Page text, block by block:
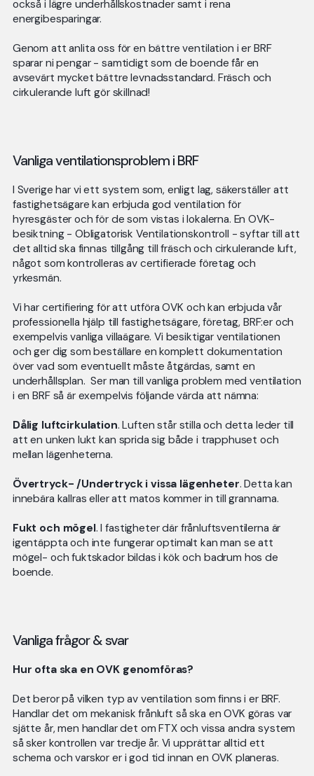
också i lägre underhållskostnader samt i rena
energibesparingar.
Genom att anlita oss för en bättre ventilation i er BRF
sparar ni pengar - samtidigt som de boende får en
avsevärt mycket bättre levnadsstandard. Fräsch och
cirkulerande luft gör skillnad!
Vanliga ventilationsproblem i BRF
I Sverige har vi ett system som, enligt lag, säkerställer att
fastighetsägare kan erbjuda god ventilation för
hyresgäster och för de som vistas i lokalerna. En OVK-
besiktning - Obligatorisk Ventilationskontroll - syftar till att
det alltid ska finnas tillgång till fräsch och cirkulerande luft,
något som kontrolleras av certifierade företag och
yrkesmän.
Vi har certifiering för att utföra OVK och kan erbjuda vår
professionella hjälp till fastighetsägare, företag, BRF:er och
exempelvis vanliga villaägare. Vi besiktigar ventilationen
och ger dig som beställare en komplett dokumentation
över vad som eventuellt måste åtgärdas, samt en
underhållsplan. Ser man till vanliga problem med ventilation
i en BRF så är exempelvis följande värda att nämna:
Dålig luftcirkulation. Luften står stilla och detta leder till
att en unken lukt kan sprida sig både i trapphuset och
mellan lägenheterna.
Övertryck- /Undertryck i vissa lägenheter. Detta kan
innebära kallras eller att matos kommer in till grannarna.
Fukt och mögel. I fastigheter där frånluftsventilerna är
igentäppta och inte fungerar optimalt kan man se att
mögel- och fuktskador bildas i kök och badrum hos de
boende.
Vanliga frågor & svar
Hur ofta ska en OVK genomföras?
Det beror på vilken typ av ventilation som finns i er BRF.
Handlar det om mekanisk frånluft så ska en OVK göras var
sjätte år, men handlar det om FTX och vissa andra system
så sker kontrollen var tredje år. Vi upprättar alltid ett
schema och varskor er i god tid innan en OVK planeras.